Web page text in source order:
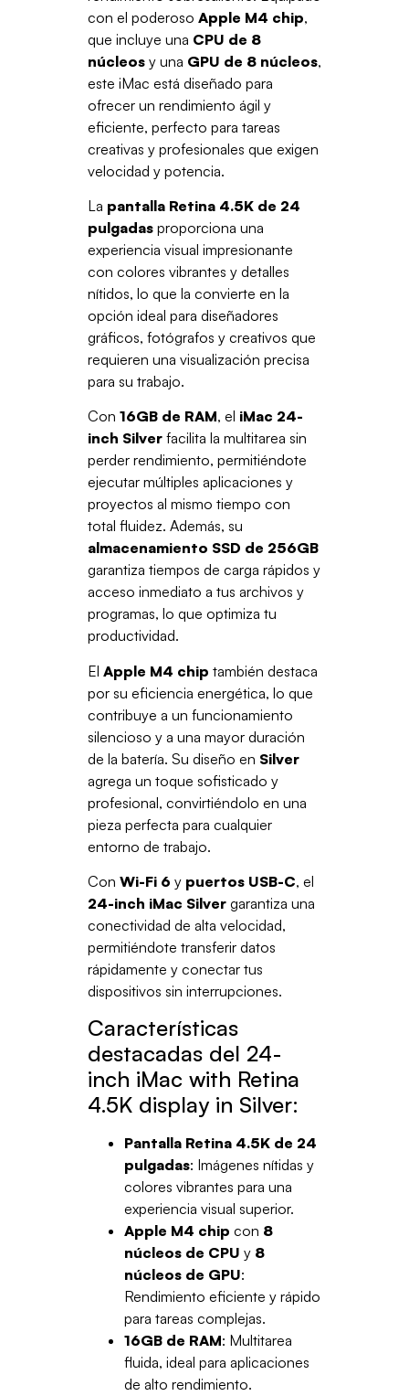
con el poderoso Apple M4 chip,
que incluye una CPU de 8
núcleosy una GPU de 8 núcleos,
este iMac está diseñado para
ofrecer un rendimiento ágil y
eficiente, perfecto para tareas
creativas y profesionales que exigen
velocidad y potencia.
La pantalla Retina 4.5K de 24
pulgadasproporciona una
experiencia visual impresionante
con colores vibrantes y detalles
nítidos, lo que la convierte en la
opción ideal para diseñadores
gráficos, fotógrafos y creativos que
requieren una visualización precisa
para su trabajo.
Con 16GB de RAM, el iMac 24-
inch Silverfacilita la multitarea sin
perder rendimiento, permitiéndote
ejecutar múltiples aplicaciones y
proyectos al mismo tiempo con
total fluidez. Además, su
almacenamiento SSD de 256GB
garantiza tiempos de carga rápidos y
acceso inmediato a tus archivos y
programas, lo que optimiza tu
productividad.
El Apple M4 chip también destaca
por su eficiencia energética, lo que
contribuye a un funcionamiento
silencioso y a una mayor duración
de la batería. Su diseño en Silver
agrega un toque sofisticado y
profesional, convirtiéndolo en una
pieza perfecta para cualquier
entorno de trabajo.
Con Wi-Fi 6 y puertos USB-C, el
24-inch iMac Silvergarantiza una
conectividad de alta velocidad,
permitiéndote transferir datos
rápidamente y conectar tus
dispositivos sin interrupciones.
Características
destacadas del 24-
inch iMac with Retina
4.5K display in Silver:
Pantalla Retina 4.5K de 24
pulgadas: Imágenes nítidas y
colores vibrantes para una
experiencia visual superior.
Apple M4 chip con 8
núcleos de CPU y 8
núcleos de GPU:
Rendimiento eficiente y rápido
para tareas complejas.
16GB de RAM: Multitarea
fluida, ideal para aplicaciones
de alto rendimiento.